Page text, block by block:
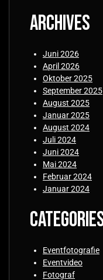
Archives
Juni 2026
April 2026
Oktober 2025
September 2025
August 2025
Januar 2025
August 2024
Juli 2024
Juni 2024
Mai 2024
Februar 2024
Januar 2024
Eventfotografie
Eventvideo
Fotograf